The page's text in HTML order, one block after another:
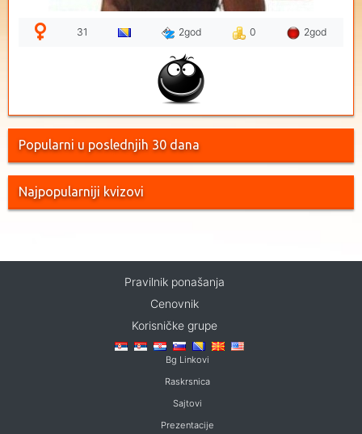
31 2god 0 2god
Popularni u poslednjih 30 dana
Najpopularniji kvizovi
Pravilnik ponašanja
Cenovnik
Korisničke grupe
Bg Linkovi
Raskrsnica
Sajtovi
Prezentacije